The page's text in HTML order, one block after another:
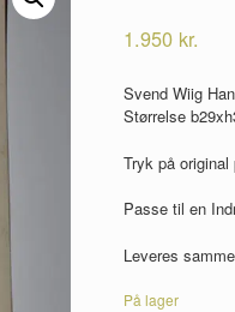
1.950 kr.
Svend Wiig
Størrelse
Tryk på original
Passe til en
Leveres
På lager